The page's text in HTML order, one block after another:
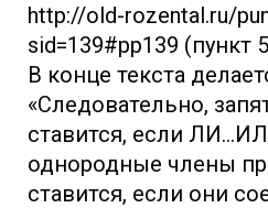
http://old-rozental.ru/
sid=139#pp139 (пункт
В конце текста
«Следовательно,
ставится, если
однородные члены
ставится, если они